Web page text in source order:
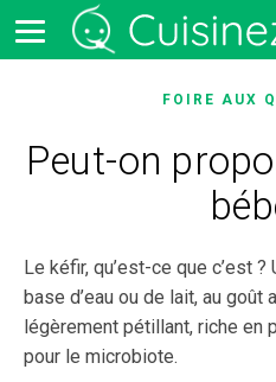
FOIRE AUX
Peut-on
Le kéfir, qu’est-ce que c’est
base d’eau ou de lait, au goût
légèrement pétillant, riche en
pour le microbiote.